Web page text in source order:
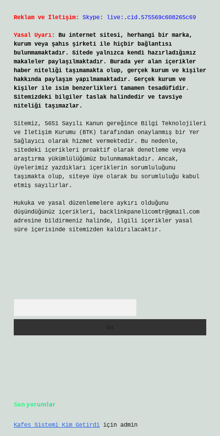
Reklam ve İletişim: Skype: live:.cid.575569c608265c69
Yasal Uyarı:
Bu internet sitesi, herhangi bir marka,
kurum veya şahıs şirketi ile hiçbir bağlantısı
bulunmamaktadır. Sitede yalnızca kendi hazırladığımız
makaleler paylaşılmaktadır. Burada yer alan içerikler
haber niteliği taşımamakta olup, gerçek kurum ve kişiler
hakkında paylaşım yapılmamaktadır. Gerçek kurum ve
kişiler ile isim benzerlikleri tamamen tesadüfidir.
Sitemizdeki bilgiler taslak halindedir ve tavsiye
niteliği taşımazlar.
Sitemiz, 5651 Sayılı Kanun gereğince Bilgi Teknolojileri
ve İletişim Kurumu (BTK) tarafından onaylanmış bir Yer
Sağlayıcı olarak hizmet vermektedir. Bu nedenle,
sitedeki içerikleri proaktif olarak denetleme veya
araştırma yükümlülüğümüz bulunmamaktadır. Ancak,
üyelerimiz yazdıkları içeriklerin sorumluluğunu
taşımakta olup, siteye üye olarak bu sorumluluğu kabul
etmiş sayılırlar.
Hukuka ve yasal düzenlemelere aykırı olduğunu
düşündüğünüz içerikleri, backlinkpanelicomtr@gmail.com
adresine bildirmeniz halinde, ilgili içerikler yasal
süre içerisinde sitemizden kaldırılacaktır.
Son yorumlar
Kafes Sistemi Kim Getirdi için admin